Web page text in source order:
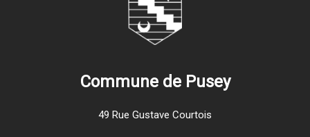
Commune de Pusey
49 Rue Gustave Courtois